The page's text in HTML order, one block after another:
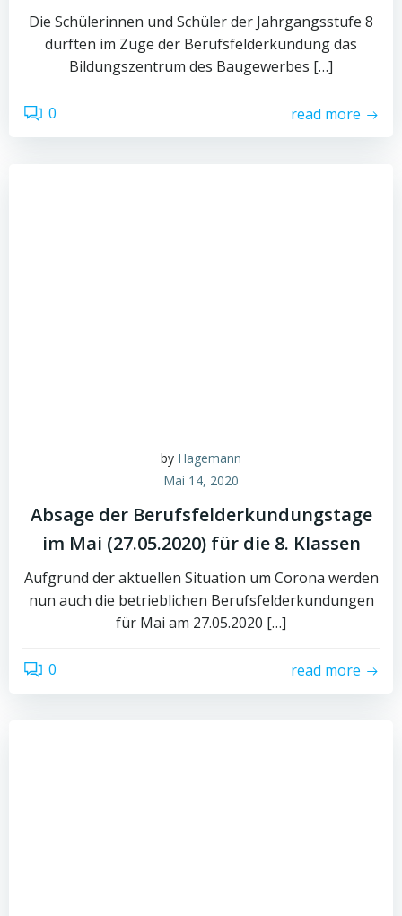
Die Schülerinnen und Schüler der Jahrgangsstufe 8
durften im Zuge der Berufsfelderkundung das
Bildungszentrum des Baugewerbes […]
0 read more
by Hagemann
Mai 14, 2020
Absage der Berufsfelderkundungstage
im Mai (27.05.2020) für die 8. Klassen
Aufgrund der aktuellen Situation um Corona werden
nun auch die betrieblichen Berufsfelderkundungen
für Mai am 27.05.2020 […]
0 read more